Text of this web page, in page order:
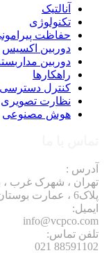
آنالتیک
تکنولوژی
حفاظت
دوربین اکسیس
دوربین
راهکارها
کنترل دسترسی
نظارت تصویری
هوش مصنوعی
آدرس :
تهران ، شهرک غرب ،
پلاک6 ، عمارت بوستان ، طبقه دوم، واحد6
ایمیل:
info@vcpco.com
تلفن تماس:
88591102 021